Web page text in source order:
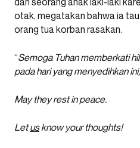
otak, megatakan bahwa ia
orang tua korban rasakan.
“Semoga Tuhan memberkati
pada hari yang menyedihkan ini,
May they rest in peace.
Letusknow your thoughts!